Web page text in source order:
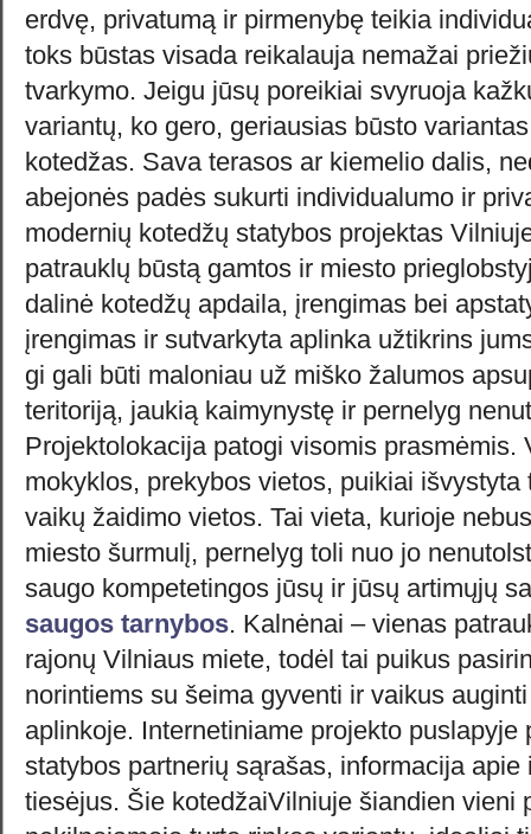
erdvę, privatumą ir pirmenybę teikia
toks būstas visada reikalauja nemažai
tvarkymo. Jeigu jūsų poreikiai svyruoja
variantų, ko gero, geriausias būsto
kotedžas. Sava terasos ar kiemelio dalis,
abejonės padės sukurti individualumo ir
modernių kotedžų statybos projektas
patrauklų būstą gamtos ir miesto
dalinė kotedžų apdaila, įrengimas bei
įrengimas ir sutvarkyta aplinka užtikrins
gi gali būti maloniau už miško žalumos
teritoriją, jaukią kaimynystę ir pernelyg
Projektolokacija patogi visomis prasmėmis.
mokyklos, prekybos vietos, puikiai išvystyta
vaikų žaidimo vietos. Tai vieta, kurioje
miesto šurmulį, pernelyg toli nuo jo
saugo kompetetingos jūsų ir jūsų artimųjų
saugos tarnybos. Kalnėnai – vienas
rajonų Vilniaus miete, todėl tai puikus
norintiems su šeima gyventi ir vaikus
aplinkoje. Internetiniame projekto puslapyje
statybos partnerių sąrašas, informacija apie
tiesėjus. Šie kotedžaiVilniuje šiandien vieni